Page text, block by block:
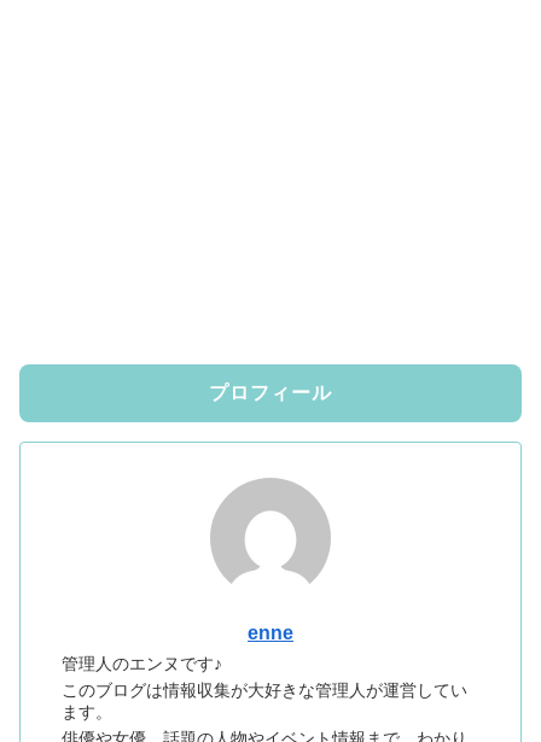
プロフィール
enne
管理人のエンヌです♪
このブログは情報収集が大好きな管理人が運営してい
ます。